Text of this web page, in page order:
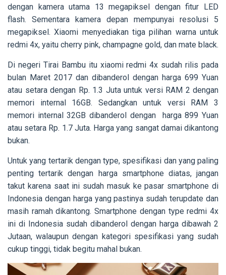
dengan kamera utama 13 megapiksel dengan fitur LED
flash. Sementara kamera depan mempunyai resolusi 5
megapiksel. Xiaomi menyediakan tiga pilihan warna untuk
redmi 4x, yaitu cherry pink, champagne gold, dan mate black.
Di negeri Tirai Bambu itu xiaomi redmi 4x sudah rilis pada
bulan Maret 2017 dan dibanderol dengan harga 699 Yuan
atau setara dengan Rp. 1.3 Juta untuk versi RAM 2 dengan
memori internal 16GB. Sedangkan untuk versi RAM 3
memori internal 32GB dibanderol dengan harga 899 Yuan
atau setara Rp. 1.7 Juta. Harga yang sangat damai dikantong
bukan.
Untuk yang tertarik dengan type, spesifikasi dan yang paling
penting tertarik dengan harga smartphone diatas, jangan
takut karena saat ini sudah masuk ke pasar smartphone di
Indonesia dengan harga yang pastinya sudah terupdate dan
masih ramah dikantong. Smartphone dengan type redmi 4x
ini di Indonesia sudah dibanderol dengan harga dibawah 2
Jutaan, walaupun dengan kategori spesifikasi yang sudah
cukup tinggi, tidak begitu mahal bukan.